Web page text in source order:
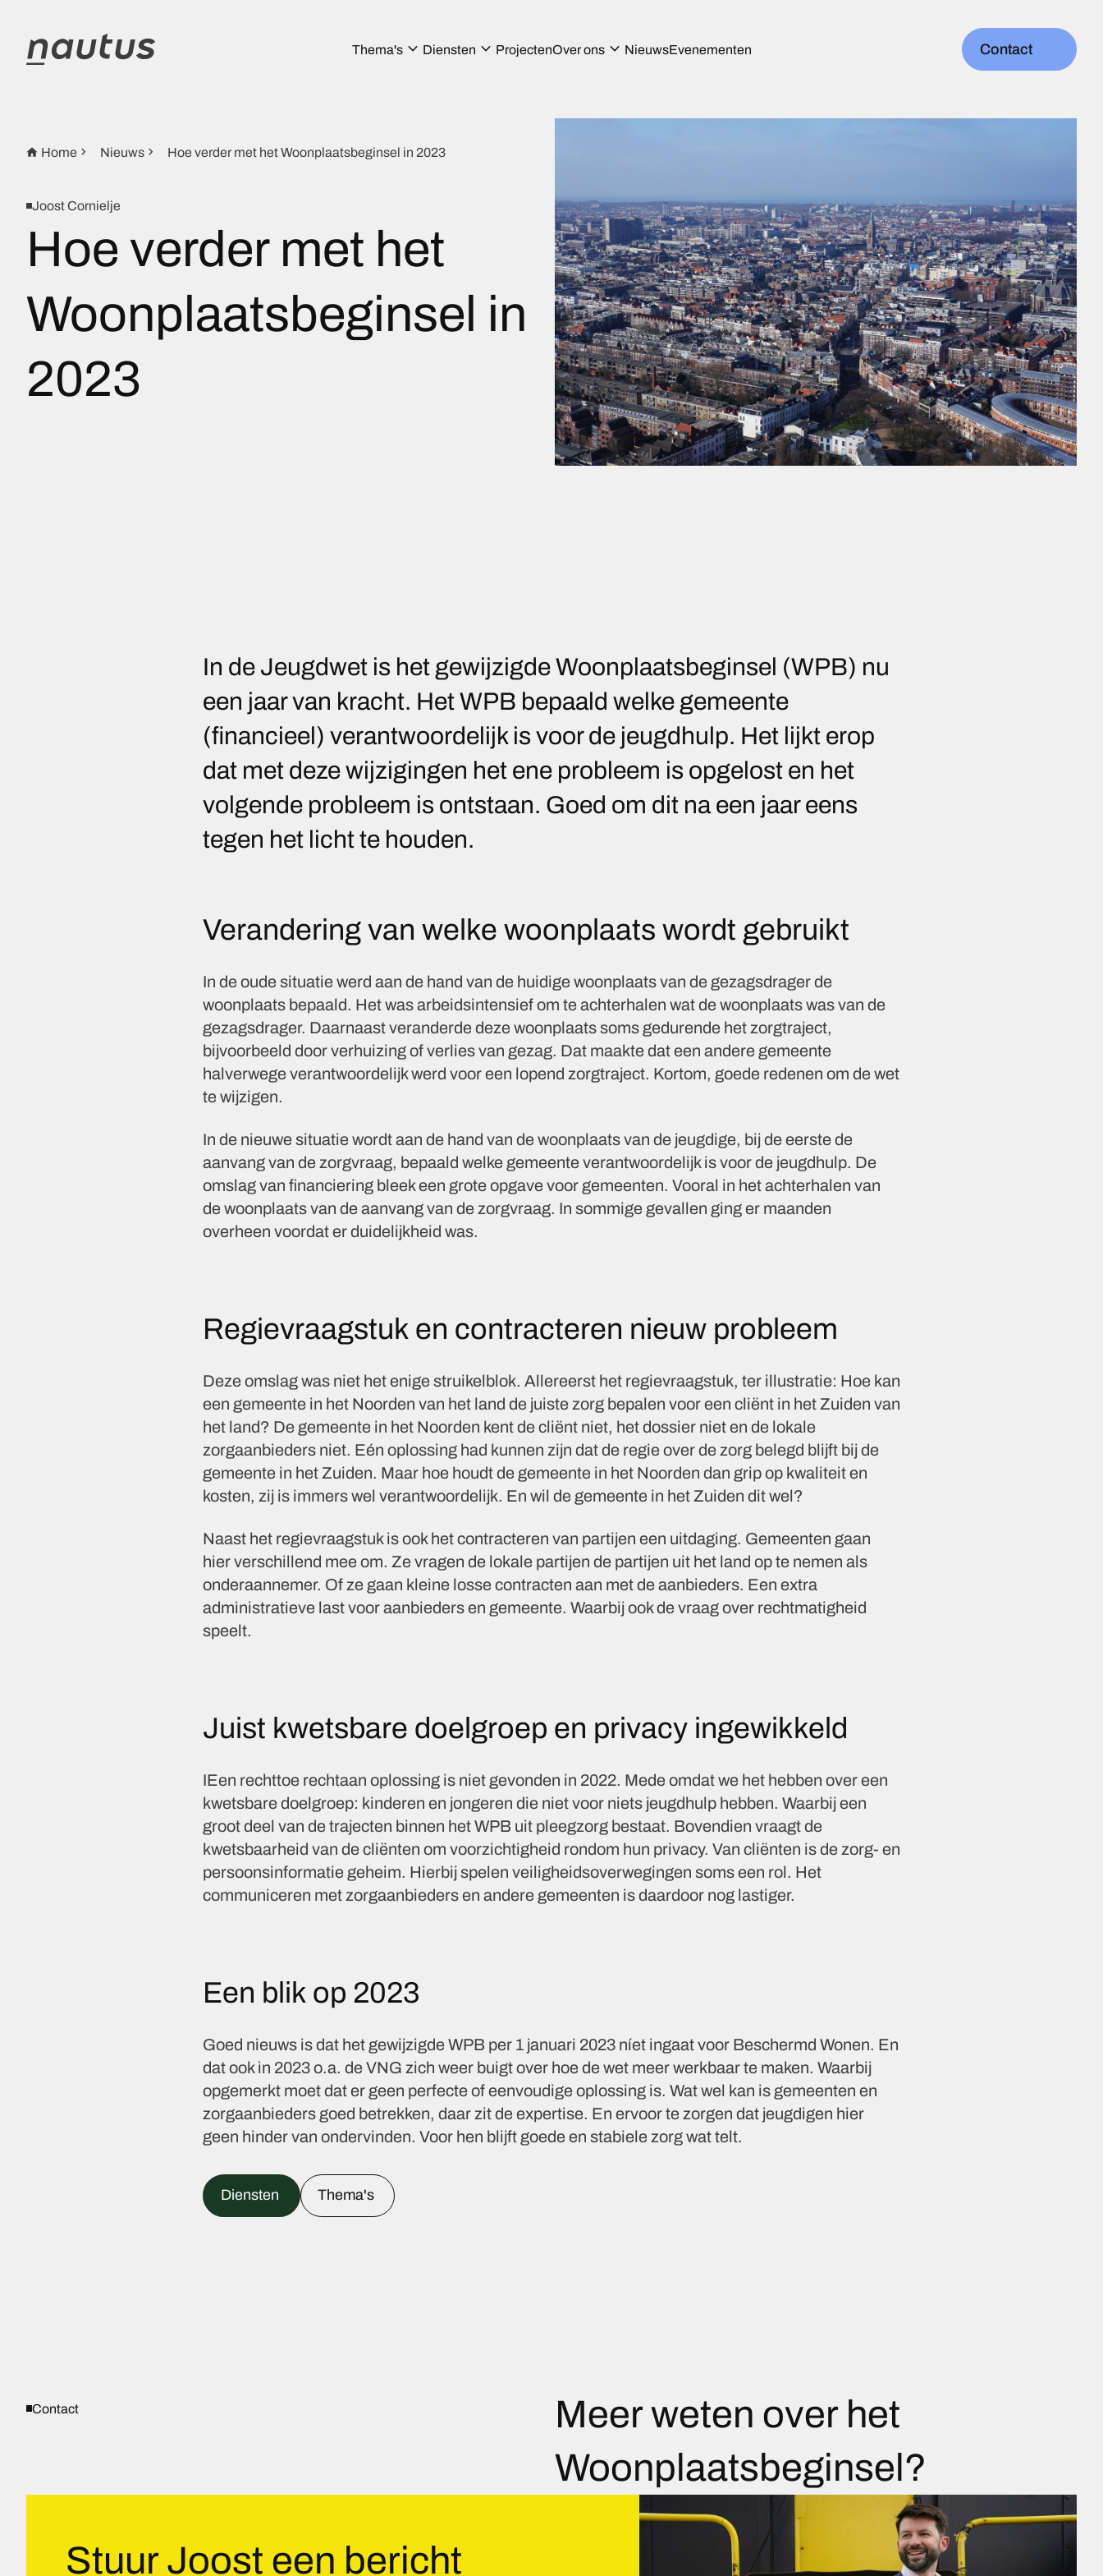
Thema'sexpand_more Diensten expand_more ProjectenOver onsexpand_more NieuwsEvenementen Contact
Home Nieuws Hoe verder met het Woonplaatsbeginsel in 2023
Joost Cornielje
Hoe verder met het
Woonplaatsbeginsel in
2023
In de Jeugdwet is het gewijzigde Woonplaatsbeginsel (WPB) nu
een jaar van kracht. Het WPB bepaald welke gemeente
(financieel) verantwoordelijk is voor de jeugdhulp. Het lijkt erop
dat met deze wijzigingen het ene probleem is opgelost en het
volgende probleem is ontstaan. Goed om dit na een jaar eens
tegen het licht te houden.
Verandering van welke woonplaats wordt gebruikt
In de oude situatie werd aan de hand van de huidige woonplaats van de gezagsdrager de
woonplaats bepaald. Het was arbeidsintensief om te achterhalen wat de woonplaats was van de
gezagsdrager. Daarnaast veranderde deze woonplaats soms gedurende het zorgtraject,
bijvoorbeeld door verhuizing of verlies van gezag. Dat maakte dat een andere gemeente
halverwege verantwoordelijk werd voor een lopend zorgtraject. Kortom, goede redenen om de wet
te wijzigen.
In de nieuwe situatie wordt aan de hand van de woonplaats van de jeugdige, bij de eerste de
aanvang van de zorgvraag, bepaald welke gemeente verantwoordelijk is voor de jeugdhulp. De
omslag van financiering bleek een grote opgave voor gemeenten. Vooral in het achterhalen van
de woonplaats van de aanvang van de zorgvraag. In sommige gevallen ging er maanden
overheen voordat er duidelijkheid was.
Regievraagstuk en contracteren nieuw probleem
Deze omslag was niet het enige struikelblok. Allereerst het regievraagstuk, ter illustratie: Hoe kan
een gemeente in het Noorden van het land de juiste zorg bepalen voor een cliënt in het Zuiden van
het land? De gemeente in het Noorden kent de cliënt niet, het dossier niet en de lokale
zorgaanbieders niet. Eén oplossing had kunnen zijn dat de regie over de zorg belegd blijft bij de
gemeente in het Zuiden. Maar hoe houdt de gemeente in het Noorden dan grip op kwaliteit en
kosten, zij is immers wel verantwoordelijk. En wil de gemeente in het Zuiden dit wel?
Naast het regievraagstuk is ook het contracteren van partijen een uitdaging. Gemeenten gaan
hier verschillend mee om. Ze vragen de lokale partijen de partijen uit het land op te nemen als
onderaannemer. Of ze gaan kleine losse contracten aan met de aanbieders. Een extra
administratieve last voor aanbieders en gemeente. Waarbij ook de vraag over rechtmatigheid
speelt.
Juist kwetsbare doelgroep en privacy ingewikkeld
IEen rechttoe rechtaan oplossing is niet gevonden in 2022. Mede omdat we het hebben over een
kwetsbare doelgroep: kinderen en jongeren die niet voor niets jeugdhulp hebben. Waarbij een
groot deel van de trajecten binnen het WPB uit pleegzorg bestaat. Bovendien vraagt de
kwetsbaarheid van de cliënten om voorzichtigheid rondom hun privacy. Van cliënten is de zorg- en
persoonsinformatie geheim. Hierbij spelen veiligheidsoverwegingen soms een rol. Het
communiceren met zorgaanbieders en andere gemeenten is daardoor nog lastiger.
Een blik op 2023
Goed nieuws is dat het gewijzigde WPB per 1 januari 2023 níet ingaat voor Beschermd Wonen. En
dat ook in 2023 o.a. de VNG zich weer buigt over hoe de wet meer werkbaar te maken. Waarbij
opgemerkt moet dat er geen perfecte of eenvoudige oplossing is. Wat wel kan is gemeenten en
zorgaanbieders goed betrekken, daar zit de expertise. En ervoor te zorgen dat jeugdigen hier
geen hinder van ondervinden. Voor hen blijft goede en stabiele zorg wat telt.
Diensten Thema's
Contact
Meer weten over het
Woonplaatsbeginsel?
Stuur Joost een bericht